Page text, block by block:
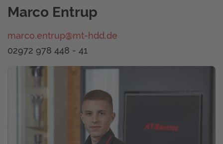
Marco Entrup
marco.entrup@mt-hdd.de
02972 978 448 - 41